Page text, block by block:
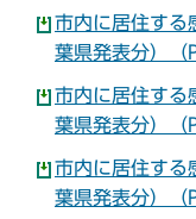
市内に居住す
葉県発表分）（
市内に居住す
葉県発表分）（
市内に居住す
葉県発表分）（